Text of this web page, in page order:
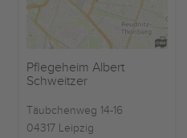
Pflegeheim Albert
Schweitzer
Täubchenweg 14-16
04317 Leipzig